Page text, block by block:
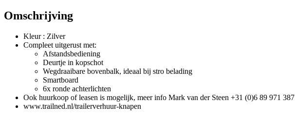
Omschrijving
Kleur : Zilver
Compleet uitgerust met:
Afstandsbediening
Deurtje in kopschot
Wegdraaibare bovenbalk, ideaal bij stro belading
Smartboard
6x ronde achterlichten
Ook huurkoop of leasen is mogelijk, meer info Mark van der Steen +31 (0)6 89 971 387
www.trailned.nl/trailerverhuur-knapen